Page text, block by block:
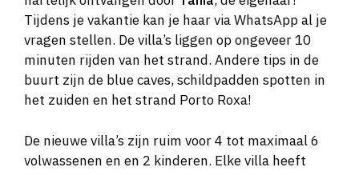
Tijdens je vakantie kan je haar via WhatsApp al je
vragen stellen. De villa’s liggen op ongeveer 10
minuten rijden van het strand. Andere tips in de
buurt zijn de blue caves, schildpadden spotten in
het zuiden en het strand Porto Roxa!
De nieuwe villa’s zijn ruim voor 4 tot maximaal 6
volwassenen en en 2 kinderen. Elke villa heeft